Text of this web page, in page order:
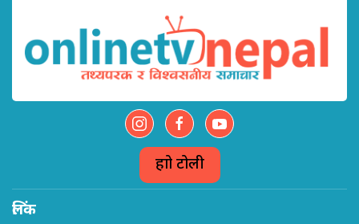
हाम्रो टोली
लिंक